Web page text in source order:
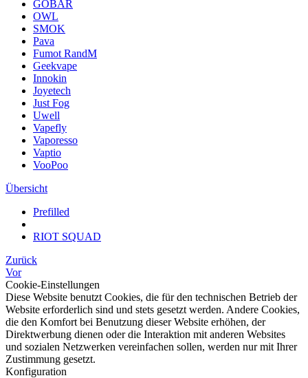
GOBAR
OWL
SMOK
Pava
Fumot RandM
Geekvape
Innokin
Joyetech
Just Fog
Uwell
Vapefly
Vaporesso
Vaptio
VooPoo
Übersicht
Prefilled
RIOT SQUAD
Zurück
Vor
Cookie-Einstellungen
Diese Website benutzt Cookies, die für den technischen Betrieb der
Website erforderlich sind und stets gesetzt werden. Andere Cookies,
die den Komfort bei Benutzung dieser Website erhöhen, der
Direktwerbung dienen oder die Interaktion mit anderen Websites
und sozialen Netzwerken vereinfachen sollen, werden nur mit Ihrer
Zustimmung gesetzt.
Konfiguration